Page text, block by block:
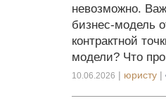
невозможно.
бизнес-модель
контрактной
модели? Что
10.06.2026 | юристу |